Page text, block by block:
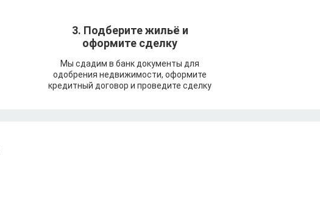
3. Подберите жильё и
оформите сделку
Мы сдадим в банк документы для
одобрения недвижимости, оформите
кредитный договор и проведите сделку